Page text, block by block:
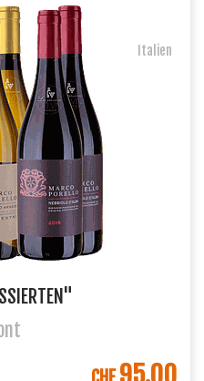
Italien
IN DEN WARENKORB